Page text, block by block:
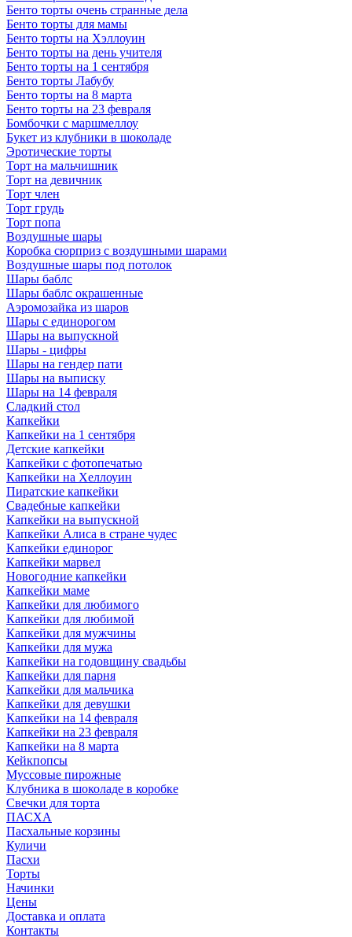
Бенто торты очень странные дела
Бенто торты для мамы
Бенто торты на Хэллоуин
Бенто торты на день учителя
Бенто торты на 1 сентября
Бенто торты Лабубу
Бенто торты на 8 марта
Бенто торты на 23 февраля
Бомбочки с маршмеллоу
Букет из клубники в шоколаде
Эротические торты
Торт на мальчишник
Торт на девичник
Торт член
Торт грудь
Торт попа
Воздушные шары
Коробка сюрприз с воздушными шарами
Воздушные шары под потолок
Шары баблс
Шары баблс окрашенные
Аэромозайка из шаров
Шары с единорогом
Шары на выпускной
Шары - цифры
Шары на гендер пати
Шары на выписку
Шары на 14 февраля
Сладкий стол
Капкейки
Капкейки на 1 сентября
Детские капкейки
Капкейки с фотопечатью
Капкейки на Хеллоуин
Пиратские капкейки
Свадебные капкейки
Капкейки на выпускной
Капкейки Алиса в стране чудес
Капкейки единорог
Капкейки марвел
Новогодние капкейки
Капкейки маме
Капкейки для любимого
Капкейки для любимой
Капкейки для мужчины
Капкейки для мужа
Капкейки на годовщину свадьбы
Капкейки для парня
Капкейки для мальчика
Капкейки для девушки
Капкейки на 14 февраля
Капкейки на 23 февраля
Капкейки на 8 марта
Кейкпопсы
Муссовые пирожные
Клубника в шоколаде в коробке
Свечки для торта
ПАСХА
Пасхальные корзины
Куличи
Пасхи
Торты
Начинки
Цены
Доставка и оплата
Контакты